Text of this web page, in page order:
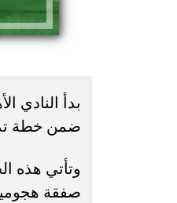
بدأ النادي
ضمن خطة
وتأتي هذه
صفقة
انغام تختار جدة محطة
البومها